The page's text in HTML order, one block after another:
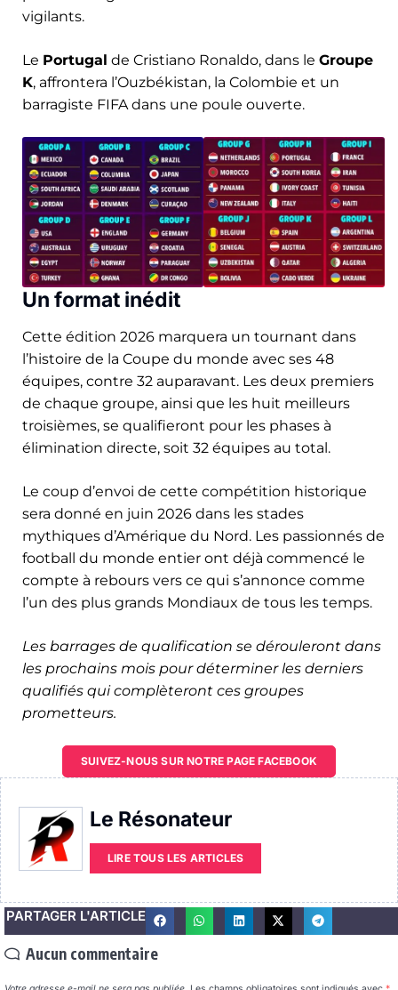
vigilants.
Le Portugal de Cristiano Ronaldo, dans le Groupe
K, affrontera l’Ouzbékistan, la Colombie et un
barragiste FIFA dans une poule ouverte.
Un format inédit
Cette édition 2026 marquera un tournant dans
l’histoire de la Coupe du monde avec ses 48
équipes, contre 32 auparavant. Les deux premiers
de chaque groupe, ainsi que les huit meilleurs
troisièmes, se qualifieront pour les phases à
élimination directe, soit 32 équipes au total.
Le coup d’envoi de cette compétition historique
sera donné en juin 2026 dans les stades
mythiques d’Amérique du Nord. Les passionnés de
football du monde entier ont déjà commencé le
compte à rebours vers ce qui s’annonce comme
l’un des plus grands Mondiaux de tous les temps.
Les barrages de qualification se dérouleront dans
les prochains mois pour déterminer les derniers
qualifiés qui complèteront ces groupes
prometteurs.
SUIVEZ-NOUS SUR NOTRE PAGE FACEBOOK
Le Résonateur
LIRE TOUS LES ARTICLES
PARTAGER L'ARTICLE
Aucun commentaire